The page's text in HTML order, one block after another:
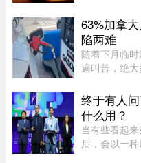
现了助燃物
63%加拿
陷两难
随着下月临
遍叫苦，绝
公司进行的
理卡尼（
终于有人
什么用？
当有些看起
后，会以一